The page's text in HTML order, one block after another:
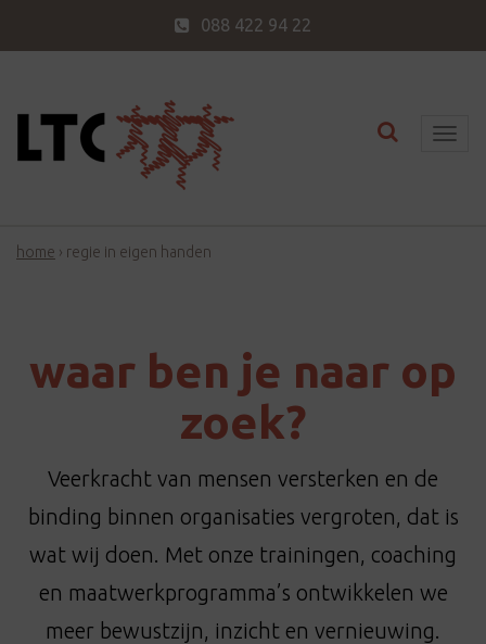
088 422 94 22
T
v
o
Toggle
home › regie in eigen handen
waar ben je naar op
zoek?
Veerkracht van mensen versterken en de
binding binnen organisaties vergroten, dat is
wat wij doen. Met onze trainingen, coaching
en maatwerkprogramma’s ontwikkelen we
meer bewustzijn, inzicht en vernieuwing.